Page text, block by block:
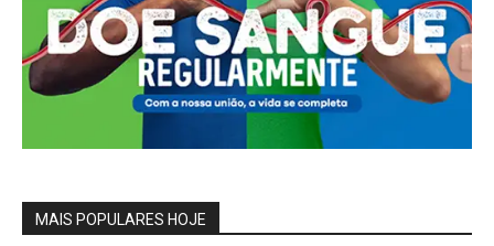
MAIS POPULARES HOJE